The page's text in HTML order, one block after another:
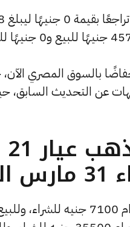
)